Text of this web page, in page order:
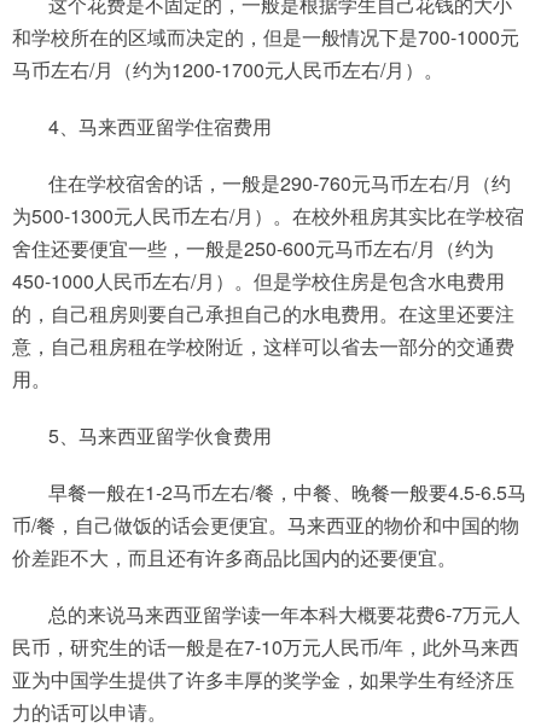
和学校所在的区域而决定的，但是一般情况下是700-1000元
马币左右/月（约为1200-1700元人民币左右/月）。
4、马来西亚留学住宿费用
住在学校宿舍的话，一般是290-760元马币左右/月（约
为500-1300元人民币左右/月）。在校外租房其实比在学校宿
舍住还要便宜一些，一般是250-600元马币左右/月（约为
450-1000人民币左右/月）。但是学校住房是包含水电费用
的，自己租房则要自己承担自己的水电费用。在这里还要注
意，自己租房租在学校附近，这样可以省去一部分的交通费
用。
5、马来西亚留学伙食费用
早餐一般在1-2马币左右/餐，中餐、晚餐一般要4.5-6.5马
币/餐，自己做饭的话会更便宜。马来西亚的物价和中国的物
价差距不大，而且还有许多商品比国内的还要便宜。
总的来说马来西亚留学读一年本科大概要花费6-7万元人
民币，研究生的话一般是在7-10万元人民币/年，此外马来西
亚为中国学生提供了许多丰厚的奖学金，如果学生有经济压
力的话可以申请。